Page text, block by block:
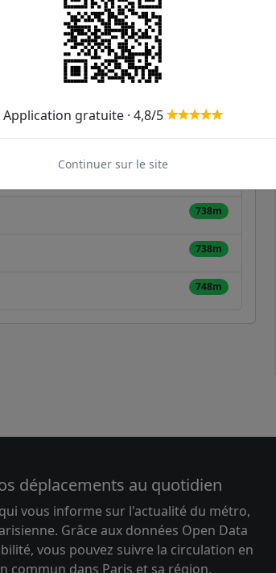
592m
738m
738m
748m
déplacements au quotidien
vous informe sur l'actualité du métro,
Grâce aux données Open Data
vous pouvez suivre la circulation en
commun dans Paris et sa région.
Application gratuite · 4,8/5
Continuer sur le site